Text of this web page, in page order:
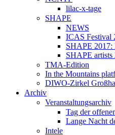
lilac-x-tage
SHAPE
NEWS
ICAS Festival
SHAPE 2017:
SHAPE artists
TMA-Edition
In the Mountains
DIWO-Zirkel
Archiv
Veranstaltungsarchiv
Tag der
Lange Nacht
Intele